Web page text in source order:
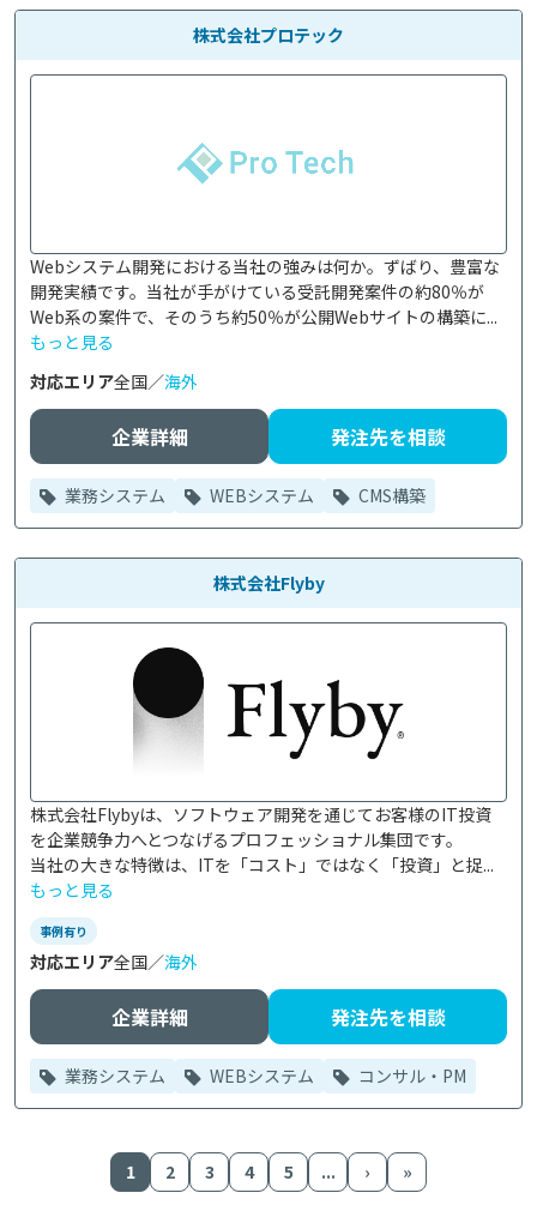
株式会社プロテック
Webシステム開発における当社の強みは何か。ずばり、豊富な
開発実績です。当社が手がけている受託開発案件の約80％が
Web系の案件で、そのうち約50％が公開Webサイトの構築に...
もっと見る
対応エリア全国／海外
企業詳細 発注先を相談
業務システム WEBシステム CMS構築
株式会社Flyby
株式会社Flybyは、ソフトウェア開発を通じてお客様のIT投資
を企業競争力へとつなげるプロフェッショナル集団です。
当社の大きな特徴は、ITを「コスト」ではなく「投資」と捉...
もっと見る
事例有り
対応エリア全国／海外
企業詳細 発注先を相談
業務システム WEBシステム コンサル・PM
1 2 3 4 5 ... › »